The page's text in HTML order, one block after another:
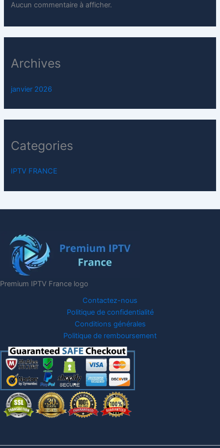
Aucun commentaire à afficher.
Archives
janvier 2026
Categories
IPTV FRANCE
Premium IPTV France logo
Contactez-nous
Politique de confidentialité
Conditions générales
Politique de remboursement